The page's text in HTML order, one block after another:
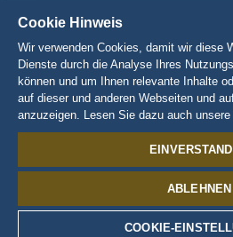
EUROPA-PARK BÜCHER
GAMES UND FILME
KOLLEKTIONEN
EUROPA-PARK ATTRAKTIONEN
TRAUMATICA – FESTIVAL OF FEAR
LIEBHABERSTÜCKE
TALENT ACADEMY
CHARAKTERE
ED EUROMAUS
EDDA EUROMAUSI
Cookie Hinweis
Wir verwenden Cookies, damit wir diese
Dienste durch die Analyse Ihres
können und um Ihnen relevante Inhalte
auf dieser und anderen Webseiten und
anzuzeigen. Lesen Sie dazu auch unsere
ABLEHNEN
COOKIE-